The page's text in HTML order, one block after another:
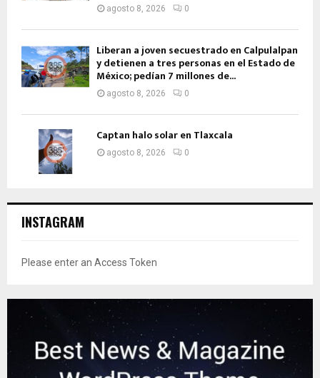
agosto 8, 2026 0
Liberan a joven secuestrado en Calpulalpan
y detienen a tres personas en el Estado de
México; pedían 7 millones de...
agosto 8, 2026 0
Captan halo solar en Tlaxcala
agosto 8, 2026 0
INSTAGRAM
Please enter an Access Token